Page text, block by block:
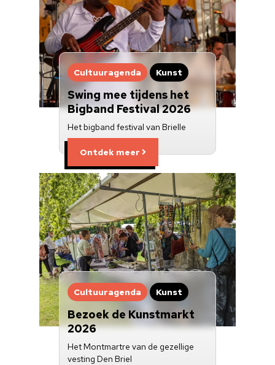
Cultuuragenda Kunst
Swing mee tijdens het
Bigband Festival 2026
Het bigband festival van Brielle
Ontdek meer
Cultuuragenda Kunst
Bezoek de Kunstmarkt
2026
Het Montmartre van de gezellige
vesting Den Briel